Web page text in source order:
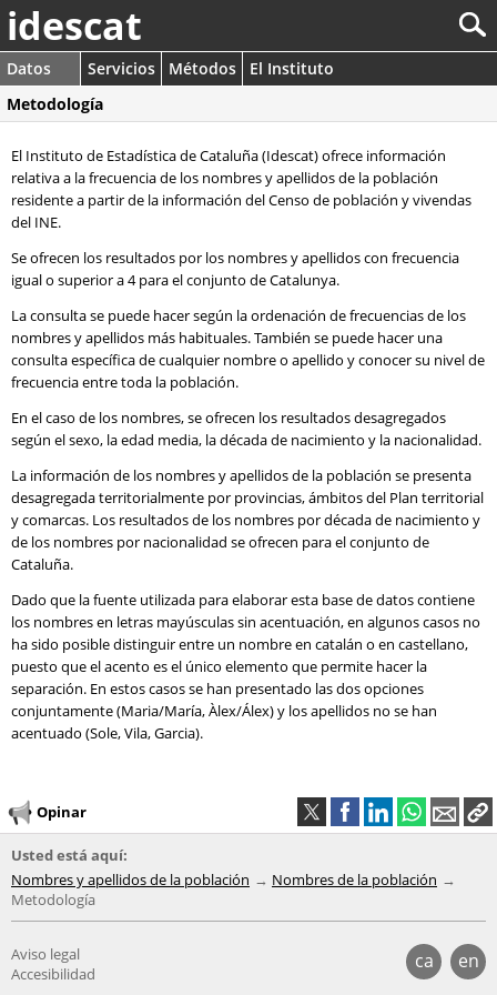
idescat
Datos Servicios Métodos
El Instituto
Metodología
El Instituto de Estadística de Cataluña (Idescat) ofrece información
relativa a la frecuencia de los nombres y apellidos de la población
residente a partir de la información del Censo de población y vivendas
del INE.
Se ofrecen los resultados por los nombres y apellidos con frecuencia
igual o superior a 4 para el conjunto de Catalunya.
La consulta se puede hacer según la ordenación de frecuencias de los
nombres y apellidos más habituales. También se puede hacer una
consulta específica de cualquier nombre o apellido y conocer su nivel de
frecuencia entre toda la población.
En el caso de los nombres, se ofrecen los resultados desagregados
según el sexo, la edad media, la década de nacimiento y la nacionalidad.
La información de los nombres y apellidos de la población se presenta
desagregada territorialmente por provincias, ámbitos del Plan territorial
y comarcas. Los resultados de los nombres por década de nacimiento y
de los nombres por nacionalidad se ofrecen para el conjunto de
Cataluña.
Dado que la fuente utilizada para elaborar esta base de datos contiene
los nombres en letras mayúsculas sin acentuación, en algunos casos no
ha sido posible distinguir entre un nombre en catalán o en castellano,
puesto que el acento es el único elemento que permite hacer la
separación. En estos casos se han presentado las dos opciones
conjuntamente (Maria/María, Àlex/Álex) y los apellidos no se han
acentuado (Sole, Vila, Garcia).
Opinar
Usted está aquí:
Nombres y apellidos de la población
Nombres de la población
Metodología
ca en
Aviso legal
Accesibilidad